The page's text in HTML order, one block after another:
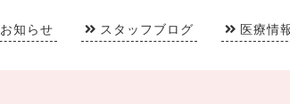
お知らせ スタッフブログ 医療情